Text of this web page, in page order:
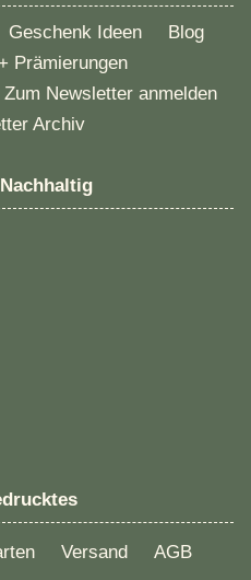
Geschenk Ideen
Blog
Prämierungen
Zum Newsletter anmelden
Archiv
Versand
AGB